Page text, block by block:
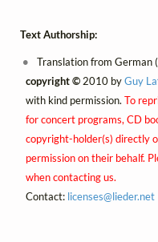
Text Authorship:
Translation from German
copyright ©2010 byGuy
with kind permission. To
for concert programs, CD
copyright-holder(s) directly
permission on their behalf.
when contacting us.
Contact: licenses@lieder.net